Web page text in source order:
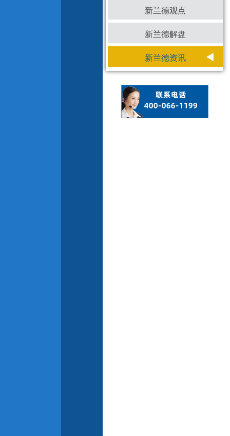
新兰德观点
新兰德解盘
新兰德资讯